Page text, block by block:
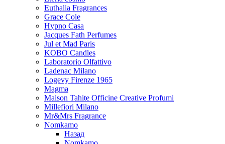
Euthalia Fragrances
Grace Cole
Hypno Casa
Jacques Fath Perfumes
Jul et Mad Paris
KOBO Candles
Laboratorio Olfattivo
Ladenac Milano
Logevy Firenze 1965
Magma
Maison Tahite Officine Creative Profumi
Millefiori Milano
Mr&Mrs Fragrance
Nomkamo
Назад